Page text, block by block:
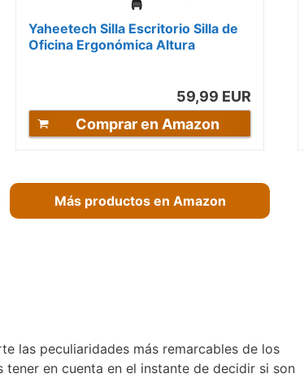
Yaheetech Silla Escritorio Silla de
Oficina Ergonómica Altura
59,99 EUR
Comprar en Amazon
Más productos en Amazon
las peculiaridades más remarcables de los
en cuenta en el instante de decidir si son